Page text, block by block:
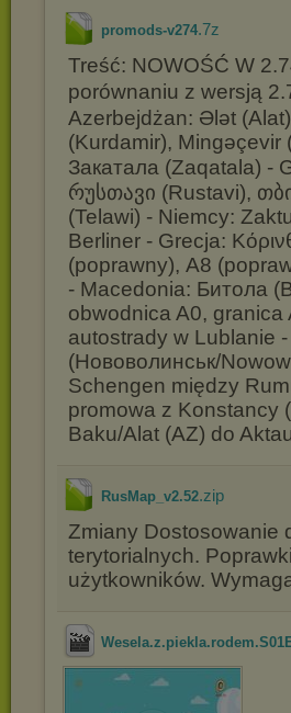
promods-v274.7z
Treść: NOWOŚĆ W
porównaniu z wersją
Azerbejdżan: Ələt
(Kurdamir), Mingəçevir
Закатала (Zaqatala) -
რუსთავი (Rustavi),
(Telawi) - Niemcy:
Berliner - Grecja:
(poprawny), A8
- Macedonia: Битола
obwodnica A0, granica
autostrady w Lublanie
(Нововолинськ/
Schengen między
promowa z Konstancy
Baku/Alat (AZ) do
RusMap_v2.52.zip
Zmiany Dostosowanie
terytorialnych.
użytkowników.